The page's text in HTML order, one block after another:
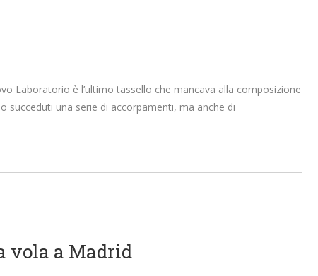
Laboratorio è l’ultimo tassello che mancava alla composizione
succeduti una serie di accorpamenti, ma anche di
vola a Madrid